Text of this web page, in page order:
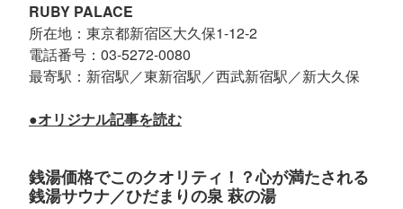
RUBY PALACE
所在地：東京都新宿区大久保1-12-2
電話番号：03-5272-0080
最寄駅：新宿駅／東新宿駅／西武新宿駅／新大久保
●オリジナル記事を読む
銭湯価格でこのクオリティ！？心が満たされる
銭湯サウナ／ひだまりの泉 萩の湯